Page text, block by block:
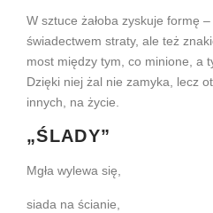
W sztuce żałoba zyskuje formę
świadectwem straty, ale też
most między tym, co minione, a
Dzięki niej żal nie zamyka, lecz
innych, na życie.
„ŚLADY”
Mgła wylewa się,
siada na ścianie,